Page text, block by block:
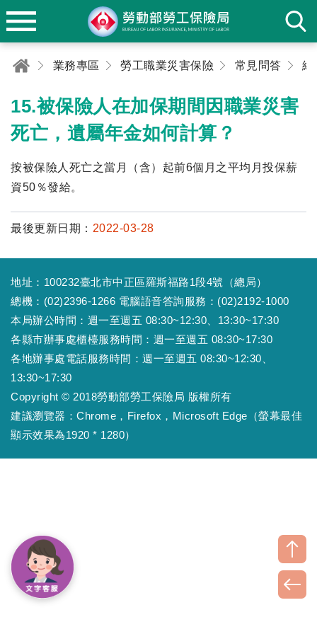
業務專區 勞工職業災害保險 常見問答 給
15.被保險人在加保期間因職業災害
死亡，遺屬年金如何計算？
按被保險人死亡之當月（含）起前6個月之平均月投保薪
資50％發給。
最後更新日期： 2022-03-28
地址：100232臺北市中正區羅斯福路1段4號（總局）
總機：(02)2396-1266 電腦語音答詢服務：(02)2192-1000
本局辦公時間：週一至週五 08:30~12:30、13:30~17:30
各縣市辦事處櫃檯服務時間：週一至週五 08:30~17:30
各地辦事處電話服務時間：週一至週五 08:30~12:30、
13:30~17:30
Copyright © 2018勞動部勞工保險局 版權所有
建議瀏覽器：Chrome，Firefox，Microsoft Edge（螢幕最佳
顯示效果為1920 * 1280）